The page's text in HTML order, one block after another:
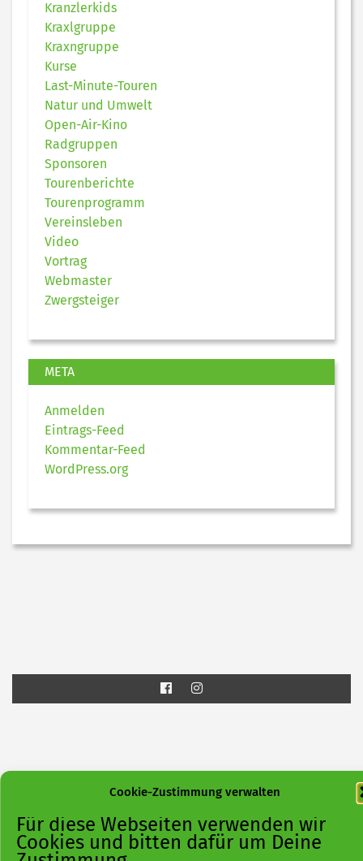
Cookie-Zustimmung verwalten
Für diese Webseiten verwenden wir
Cookies und bitten dafür um Deine
Kranzlerkids
Kraxlgruppe
Kraxngruppe
Kurse
Last-Minute-Touren
Natur und Umwelt
Open-Air-Kino
Radgruppen
Sponsoren
Tourenberichte
Tourenprogramm
Vereinsleben
Video
Vortrag
Webmaster
Zwergsteiger
META
Anmelden
Eintrags-Feed
Kommentar-Feed
WordPress.org